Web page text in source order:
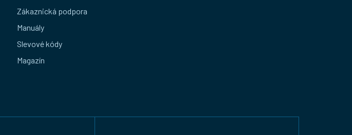
Zákaznická podpora
Manuály
Slevové kódy
Magazín